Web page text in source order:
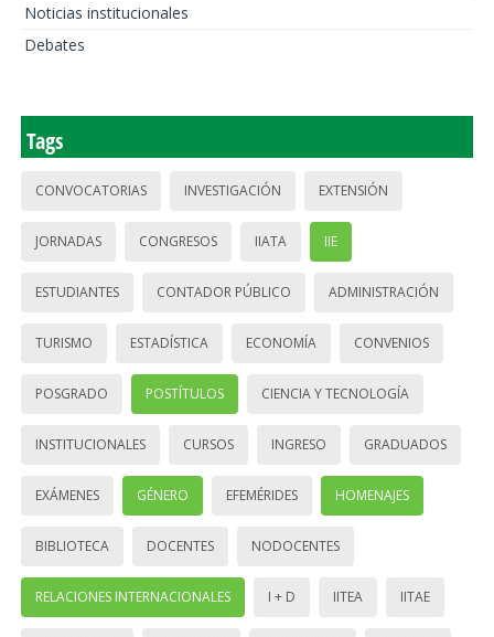
Noticias institucionales
Debates
Tags
CONVOCATORIAS INVESTIGACIÓN EXTENSIÓN
JORNADAS CONGRESOS IIATA IIE
ESTUDIANTES CONTADOR PÚBLICO ADMINISTRACIÓN
TURISMO ESTADÍSTICA ECONOMÍA CONVENIOS
POSGRADO POSTÍTULOS CIENCIA Y TECNOLOGÍA
INSTITUCIONALES CURSOS INGRESO GRADUADOS
EXÁMENES GÉNERO EFEMÉRIDES HOMENAJES
BIBLIOTECA DOCENTES NODOCENTES
RELACIONES INTERNACIONALES I + D IITEA IITAE